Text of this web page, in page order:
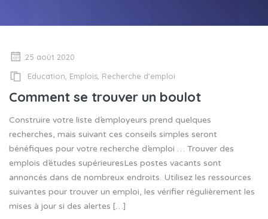
25 août 2020
Education Emplois Recherche d'emploi
Comment se trouver un boulot
Construire votre liste d’employeurs prend quelques
recherches, mais suivant ces conseils simples seront
bénéfiques pour votre recherche d’emploi … Trouver des
emplois d’études supérieuresLes postes vacants sont
annoncés dans de nombreux endroits. Utilisez les ressources
suivantes pour trouver un emploi, les vérifier régulièrement les
mises à jour si des alertes […]